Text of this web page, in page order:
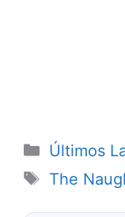
Últimos
Tags
The